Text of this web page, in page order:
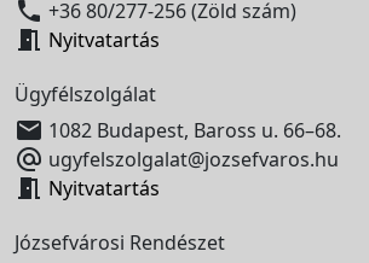
 +36 80/277-256 (Zöld szám)
 Nyitvatartás
Ügyfélszolgálat
 1082 Budapest, Baross u. 66–68.
 ugyfelszolgalat@jozsefvaros.hu
 Nyitvatartás
Józsefvárosi Rendészet